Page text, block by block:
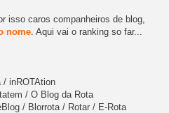
isso caros companheiros de blog,
nome . Aqui vai o ranking so far...
/ inROTAtion
/ O Blog da Rota
/ Blorrota / Rotar / E-Rota